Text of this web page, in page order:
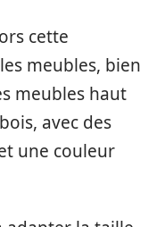
cette
meubles, bien
meubles haut
avec des
une couleur